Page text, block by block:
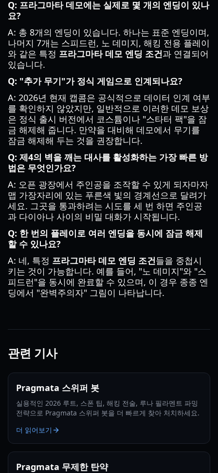
Q: 프라그마타 데모에는 실제로 몇 개의 엔딩이 있나
요?
A: 총 8개의 엔딩이 있습니다. 하나는 표준 엔딩이며,
나머지 7개는 스피드런, 노 데미지, 해킹 전용 플레이
와 같은 특정 프라그마타 데모 엔딩 조건과 연결되어
있습니다.
Q: "추가 무기"가 정식 게임으로 인계되나요?
A: 2026년 현재 캡콤은 공식적으로 데이터 인계 여부
를 확인하지 않았지만, 일반적으로 이러한 데모 보상
은 정식 출시 버전에서 코스튬이나 "스타터 팩"을 잠
금 해제해 줍니다. 만약을 대비해 데모에서 무기를
잠금 해제해 두는 것을 권장합니다.
Q: 제4의 벽을 깨는 대사를 활성화하는 가장 빠른 방
법은 무엇인가요?
A: 오픈 광장에서 주인공을 조작할 수 있게 되자마자
맵 가장자리에 있는 푸른색 빛의 경계선으로 달려가
세요. 그곳을 통과하려는 시도를 세 번 하면 주인공
과 다이아나 사이의 비밀 대화가 시작됩니다.
Q: 한 번의 플레이로 여러 엔딩을 동시에 잠금 해제
할 수 있나요?
A: 네, 특정 프라그마타 데모 엔딩 조건들을 중첩시
키는 것이 가능합니다. 예를 들어, "노 데미지"와 "스
피드런"을 동시에 완료할 수 있으며, 이 경우 종종 엔
딩에서 "완벽주의자" 그림이 나타납니다.
관련 기사
Pragmata 스위퍼 봇
실용적인 2026 루트, 스폰 팁, 해킹 전술, 루나 필라멘트 파밍
전략으로 Pragmata 스위퍼 봇을 더 빠르게 찾아 처치하세요.
더 읽어보기
Pragmata 무제한 탄약